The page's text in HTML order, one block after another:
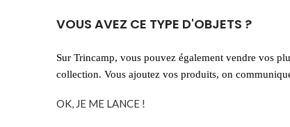
VOUS AVEZ CE TYPE D'OBJETS ?
Sur Trincamp, vous pouvez également vendre vos
collection. Vous ajoutez vos produits, on
OK, JE ME LANCE !